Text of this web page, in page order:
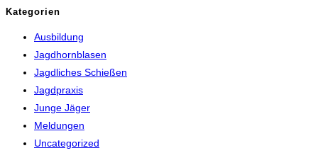
Kategorien
Ausbildung
Jagdhornblasen
Jagdliches Schießen
Jagdpraxis
Junge Jäger
Meldungen
Uncategorized